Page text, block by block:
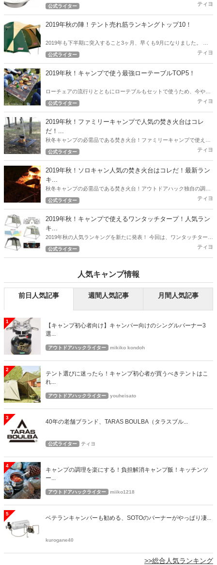
こえてきそうな2019年秋。 とにかくキャンプで重宝した筆者のおすす
公式ライター ティヨ
2019年秋の陣！テント売れ筋ランキングトップ10！
2019年も下半期に突入すること3ヶ月、早くも9月になりました。 ア
ウトドアハックでは下半期突入時点から現在売れているテントのトッ
公式ライター ティヨ
2019年秋！キャンプで使う最強ローテーブルTOP5！
ローチェアの流行りとともにローテブルもセットで使うため、今やロ
ーテーブルの沢山の選択肢が出てきました。 今回は2019年秋！キャン
公式ライター ティヨ
2019年秋！ファミリーキャンプで人気の焚き火台はコレ
だ！...
秋冬キャンプの必需品である焚き火台！ファミリーキャンプで使える
人気の焚き火台をアウトドアハック独自の調査で徹底リサーチ！2019
公式ライター ティヨ
2019年秋！ソロキャン人気の焚き火台はコレだ！最新ラン
キ...
秋冬キャンプの必需品である焚き火台！アウトドアハック独自の調査
で徹底リサーチ！ 2019年秋！最新の人気焚き火台ランキング！
公式ライター ティヨ
2019年秋！キャンプで使えるワンタッチタープ！人気ラン
キ...
2019年秋の人気ランキングを新たに発表！ 今回は、ワンタッチタープ
の人気ランキングとなります！
公式ライター ティヨ
人気キャンプ情報
前日人気記事 週間人気記事 月間人気記事
1
【キャンプ初心者向け】キャンパー向けのシングルバーナー3
選...
アウトドアハックライター mikiko kondoh
2
テント選びに迷ったら！キャンプ初心者が買うべきテントはこ
れ...
アウトドアハックライター youheisato
3
40年の老舗ブランド、TARAS BOULBA（タラスブル...
公式ライター ティヨ
4
キャンプの調理を楽にする！負担解消キャンプ飯！キッチンツ
ー...
アウトドアハックライター miiko1218
5
ベテランキャンパーも勧める、SOTOのバーナーがやっぱり凄...
kurogane40
>>総合人気ランキング